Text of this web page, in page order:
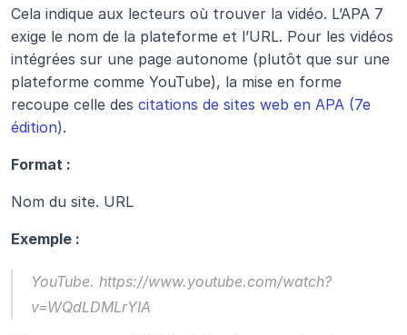
Cela indique aux lecteurs où trouver la vidéo. L’APA 7
exige le nom de la plateforme et l’URL. Pour les vidéos
intégrées sur une page autonome (plutôt que sur une
plateforme comme YouTube), la mise en forme
recoupe celle des citations de sites web en APA (7e
édition).
Format :
Nom du site. URL
Exemple :
YouTube. https://www.youtube.com/watch?
v=WQdLDMLrYIA